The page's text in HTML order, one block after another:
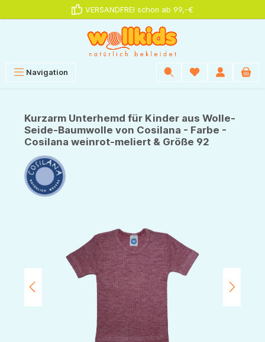
VERSANDFREI schon ab 99,-€
Navigation
Kurzarm Unterhemd für Kinder aus Wolle-
Seide-Baumwolle von Cosilana - Farbe -
Cosilana weinrot-meliert & Größe 92